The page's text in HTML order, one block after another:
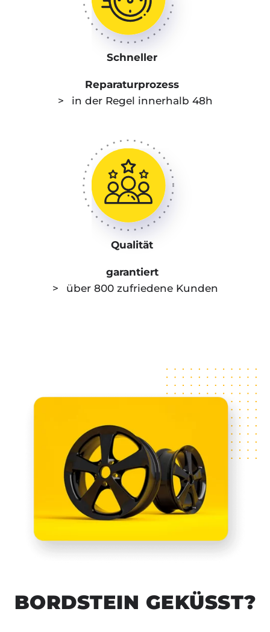
Schneller
Reparaturprozess
in der Regel innerhalb 48h
Qualität
garantiert
über 800 zufriedene Kunden
BORDSTEIN GEKÜSST?